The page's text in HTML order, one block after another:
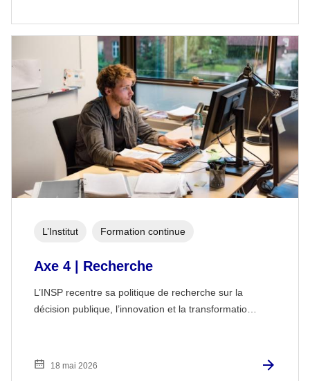
Axe 4 | Recherche
L’INSP recentre sa politique de recherche sur la
décision publique, l’innovation et la transformatio…
L’Institut Formation continue
18 mai 2026